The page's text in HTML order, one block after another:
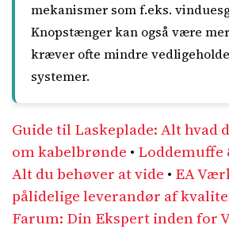
mekanismer som f.eks.
Knopstænger kan også være
kræver ofte mindre
systemer.
Guide til Laskeplade: Alt hvad
om kabelbrønde • Loddemuffe
Alt du behøver at vide • EA
pålidelige leverandør af
Farum: Din Ekspert inden for